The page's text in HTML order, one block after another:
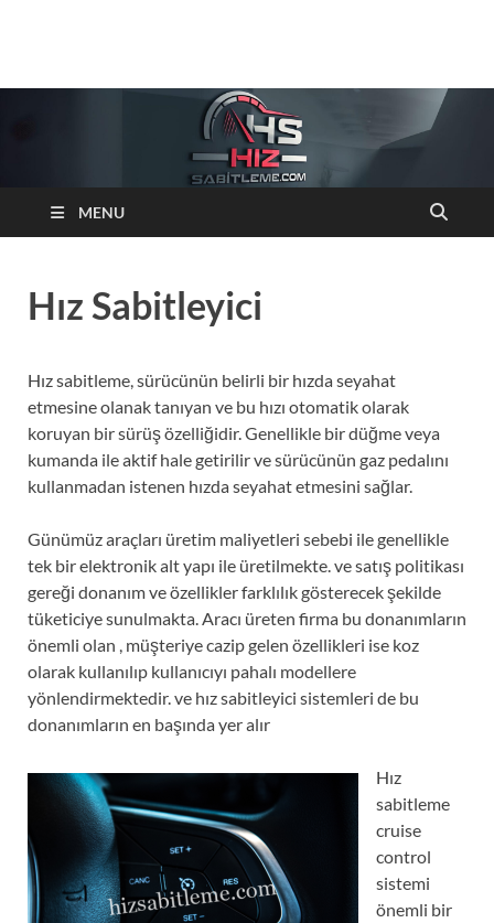
Hizsabitleme.com
MENU
Hız Sabitleyici
Hız sabitleme, sürücünün belirli bir hızda seyahat
etmesine olanak tanıyan ve bu hızı otomatik olarak
koruyan bir sürüş özelliğidir. Genellikle bir düğme veya
kumanda ile aktif hale getirilir ve sürücünün gaz pedalını
kullanmadan istenen hızda seyahat etmesini sağlar.
Günümüz araçları üretim maliyetleri sebebi ile genellikle
tek bir elektronik alt yapı ile üretilmekte. ve satış politikası
gereği donanım ve özellikler farklılık gösterecek şekilde
tüketiciye sunulmakta. Aracı üreten firma bu donanımların
önemli olan , müşteriye cazip gelen özellikleri ise koz
olarak kullanılıp kullanıcıyı pahalı modellere
yönlendirmektedir. ve hız sabitleyici sistemleri de bu
donanımların en başında yer alır
Hız
sabitleme
cruise
control
sistemi
önemli bir